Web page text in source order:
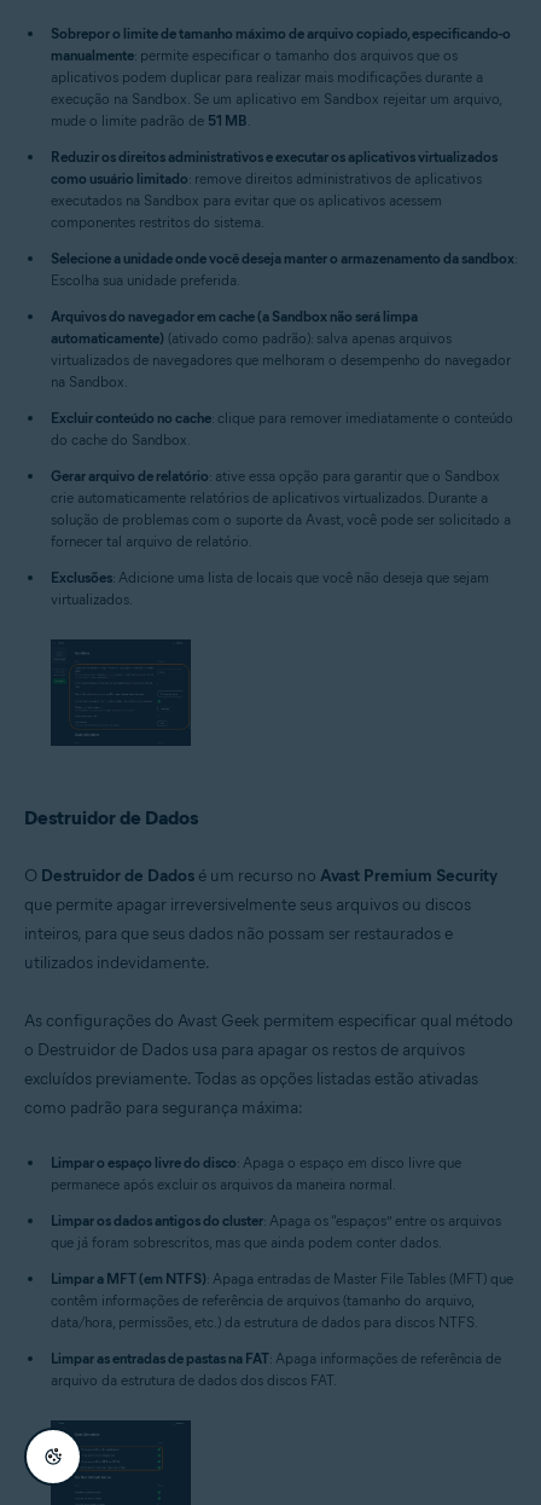
Sobrepor o limite de tamanho máximo de arquivo copiado, especificando-o
manualmente: permite especificar o tamanho dos arquivos que os
aplicativos podem duplicar para realizar mais modificações durante a
execução na Sandbox. Se um aplicativo em Sandbox rejeitar um arquivo,
mude o limite padrão de 51 MB
Reduzir os direitos administrativos e executar os aplicativos virtualizados
como usuário limitado: remove direitos administrativos de aplicativos
executados na Sandbox para evitar que os aplicativos acessem
componentes restritos do sistema.
Selecione a unidade onde você deseja manter o armazenamento da sandbox:
Escolha sua unidade preferida.
Arquivos do navegador em cache (a Sandbox não será limpa
automaticamente) (ativado como padrão): salva apenas arquivos
virtualizados de navegadores que melhoram o desempenho do navegador
na Sandbox.
Excluir conteúdo no cache: clique para remover imediatamente o conteúdo
do cache do Sandbox.
Gerar arquivo de relatório: ative essa opção para garantir que o Sandbox
crie automaticamente relatórios de aplicativos virtualizados. Durante a
solução de problemas com o suporte da Avast, você pode ser solicitado a
fornecer tal arquivo de relatório.
Exclusões: Adicione uma lista de locais que você não deseja que sejam
virtualizados.
Destruidor de Dados
O Destruidor de Dados é um recurso no Avast Premium Security
que permite apagar irreversivelmente seus arquivos ou discos
inteiros, para que seus dados não possam ser restaurados e
utilizados indevidamente.
As configurações do Avast Geek permitem especificar qual método
o Destruidor de Dados usa para apagar os restos de arquivos
excluídos previamente. Todas as opções listadas estão ativadas
como padrão para segurança máxima:
Limpar o espaço livre do disco: Apaga o espaço em disco livre que
permanece após excluir os arquivos da maneira normal.
Limpar os dados antigos do cluster: Apaga os “espaços” entre os arquivos
que já foram sobrescritos, mas que ainda podem conter dados.
Limpar a MFT (em NTFS): Apaga entradas de Master File Tables (MFT) que
contêm informações de referência de arquivos (tamanho do arquivo,
data/hora, permissões, etc.) da estrutura de dados para discos NTFS.
Limpar as entradas de pastas na FAT: Apaga informações de referência de
arquivo da estrutura de dados dos discos FAT.